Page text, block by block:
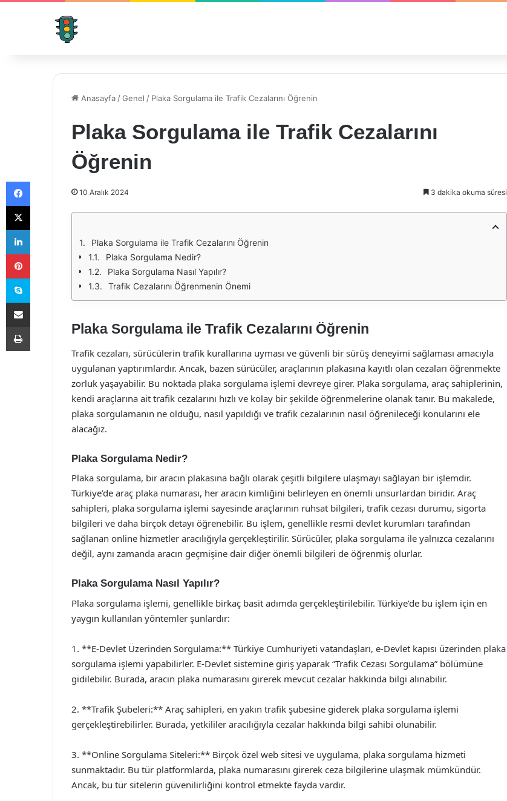
Anasayfa /Genel / Plaka Sorgulama ile Trafik Cezalarını Öğrenin
Plaka Sorgulama ile Trafik Cezalarını
Öğrenin
10 Aralık 2024 3 dakika okuma süresi
Plaka Sorgulama ile Trafik Cezalarını Öğrenin
Plaka Sorgulama Nedir?
Plaka Sorgulama Nasıl Yapılır?
Trafik Cezalarını Öğrenmenin Önemi
Plaka Sorgulama ile Trafik Cezalarını Öğrenin
Trafik cezaları, sürücülerin trafik kurallarına uyması ve güvenli bir sürüş deneyimi sağlaması amacıyla
uygulanan yaptırımlardır. Ancak, bazen sürücüler, araçlarının plakasına kayıtlı olan cezaları öğrenmekte
zorluk yaşayabilir. Bu noktada plaka sorgulama işlemi devreye girer. Plaka sorgulama, araç sahiplerinin,
kendi araçlarına ait trafik cezalarını hızlı ve kolay bir şekilde öğrenmelerine olanak tanır. Bu makalede,
plaka sorgulamanın ne olduğu, nasıl yapıldığı ve trafik cezalarının nasıl öğrenileceği konularını ele
alacağız.
Plaka Sorgulama Nedir?
Plaka sorgulama, bir aracın plakasına bağlı olarak çeşitli bilgilere ulaşmayı sağlayan bir işlemdir.
Türkiye’de araç plaka numarası, her aracın kimliğini belirleyen en önemli unsurlardan biridir. Araç
sahipleri, plaka sorgulama işlemi sayesinde araçlarının ruhsat bilgileri, trafik cezası durumu, sigorta
bilgileri ve daha birçok detayı öğrenebilir. Bu işlem, genellikle resmi devlet kurumları tarafından
sağlanan online hizmetler aracılığıyla gerçekleştirilir. Sürücüler, plaka sorgulama ile yalnızca cezalarını
değil, aynı zamanda aracın geçmişine dair diğer önemli bilgileri de öğrenmiş olurlar.
Plaka Sorgulama Nasıl Yapılır?
Plaka sorgulama işlemi, genellikle birkaç basit adımda gerçekleştirilebilir. Türkiye’de bu işlem için en
yaygın kullanılan yöntemler şunlardır:
1. **E-Devlet Üzerinden Sorgulama:** Türkiye Cumhuriyeti vatandaşları, e-Devlet kapısı üzerinden plaka
sorgulama işlemi yapabilirler. E-Devlet sistemine giriş yaparak “Trafik Cezası Sorgulama” bölümüne
gidilebilir. Burada, aracın plaka numarasını girerek mevcut cezalar hakkında bilgi alınabilir.
2. **Trafik Şubeleri:** Araç sahipleri, en yakın trafik şubesine giderek plaka sorgulama işlemi
gerçekleştirebilirler. Burada, yetkililer aracılığıyla cezalar hakkında bilgi sahibi olunabilir.
3. **Online Sorgulama Siteleri:** Birçok özel web sitesi ve uygulama, plaka sorgulama hizmeti
sunmaktadır. Bu tür platformlarda, plaka numarasını girerek ceza bilgilerine ulaşmak mümkündür.
Ancak, bu tür sitelerin güvenilirliğini kontrol etmekte fayda vardır.
Facebook
X
LinkedIn
Pinterest
Skype
E-Posta ile paylaş